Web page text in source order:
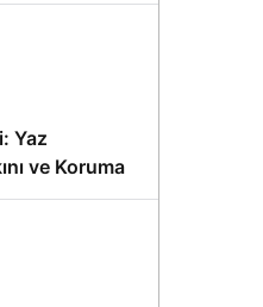
Yaz
ve Koruma